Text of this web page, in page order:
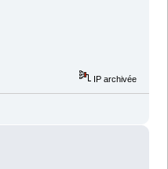
IP archivée